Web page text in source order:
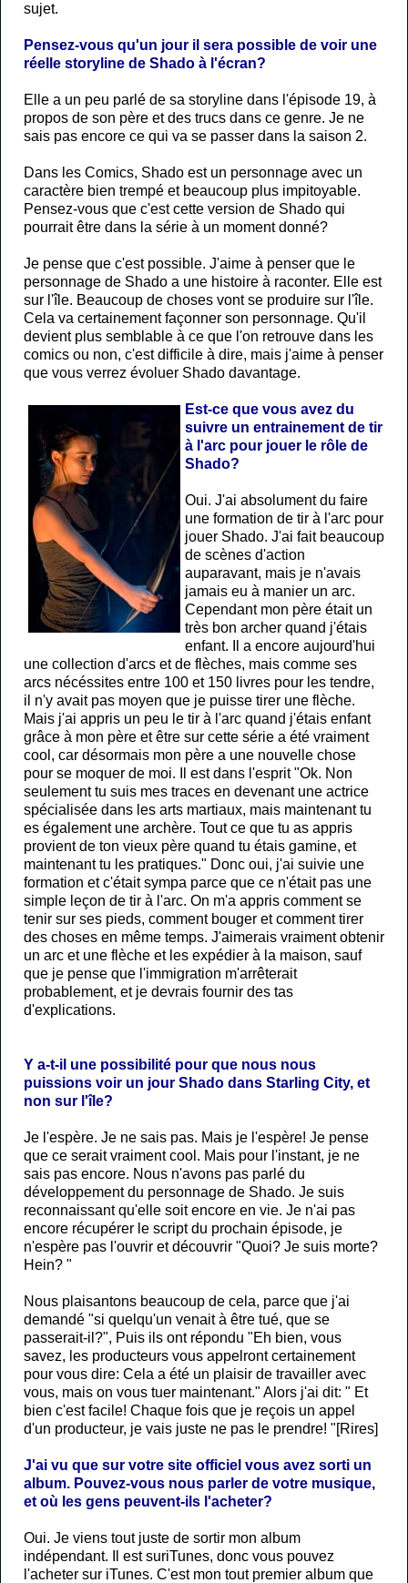
sujet.
Pensez-vous qu'un jour il sera possible de voir une
réelle storyline de Shado à l'écran?
Elle a un peu parlé de sa storyline dans l'épisode 19, à
propos de son père et des trucs dans ce genre. Je ne
sais pas encore ce qui va se passer dans la saison 2.
Dans les Comics, Shado est un personnage avec un
caractère bien trempé et beaucoup plus impitoyable.
Pensez-vous que c'est cette version de Shado qui
pourrait être dans la série à un moment donné?
Je pense que c'est possible. J'aime à penser que le
personnage de Shado a une histoire à raconter. Elle est
sur l'île. Beaucoup de choses vont se produire sur l'île.
Cela va certainement façonner son personnage. Qu'il
devient plus semblable à ce que l'on retrouve dans les
comics ou non, c'est difficile à dire, mais j'aime à penser
que vous verrez évoluer Shado davantage.
Est-ce que vous avez du
suivre un entrainement de tir
à l'arc pour jouer le rôle de
Shado?
Oui. J'ai absolument du faire
une formation de tir à l'arc pour
jouer Shado. J'ai fait beaucoup
de scènes d'action
auparavant, mais je n'avais
jamais eu à manier un arc.
Cependant mon père était un
très bon archer quand j'étais
enfant. Il a encore aujourd'hui
une collection d'arcs et de flèches, mais comme ses
arcs nécéssites entre 100 et 150 livres pour les tendre,
il n'y avait pas moyen que je puisse tirer une flèche.
Mais j'ai appris un peu le tir à l'arc quand j'étais enfant
grâce à mon père et être sur cette série a été vraiment
cool, car désormais mon père a une nouvelle chose
pour se moquer de moi. Il est dans l'esprit "Ok. Non
seulement tu suis mes traces en devenant une actrice
spécialisée dans les arts martiaux, mais maintenant tu
es également une archère. Tout ce que tu as appris
provient de ton vieux père quand tu étais gamine, et
maintenant tu les pratiques." Donc oui, j'ai suivie une
formation et c'était sympa parce que ce n'était pas une
simple leçon de tir à l'arc. On m'a appris comment se
tenir sur ses pieds, comment bouger et comment tirer
des choses en même temps. J'aimerais vraiment obtenir
un arc et une flèche et les expédier à la maison, sauf
que je pense que l'immigration m'arrêterait
probablement, et je devrais fournir des tas
d'explications.
Y a-t-il une possibilité pour que nous nous
puissions voir un jour Shado dans Starling City, et
non sur l'île?
Je l'espère. Je ne sais pas. Mais je l'espère! Je pense
que ce serait vraiment cool. Mais pour l'instant, je ne
sais pas encore. Nous n'avons pas parlé du
développement du personnage de Shado. Je suis
reconnaissant qu'elle soit encore en vie. Je n'ai pas
encore récupérer le script du prochain épisode, je
n'espère pas l'ouvrir et découvrir "Quoi? Je suis morte?
Hein? "
Nous plaisantons beaucoup de cela, parce que j'ai
demandé "si quelqu'un venait à être tué, que se
passerait-il?", Puis ils ont répondu "Eh bien, vous
savez, les producteurs vous appelront certainement
pour vous dire: Cela a été un plaisir de travailler avec
vous, mais on vous tuer maintenant." Alors j'ai dit: " Et
bien c'est facile! Chaque fois que je reçois un appel
d'un producteur, je vais juste ne pas le prendre! "[Rires]
J'ai vu que sur votre site officiel vous avez sorti un
album. Pouvez-vous nous parler de votre musique,
et où les gens peuvent-ils l'acheter?
Oui. Je viens tout juste de sortir mon album
indépendant. Il est sur​iTunes, donc vous pouvez
l'acheter sur iTunes. C'est mon tout premier album que